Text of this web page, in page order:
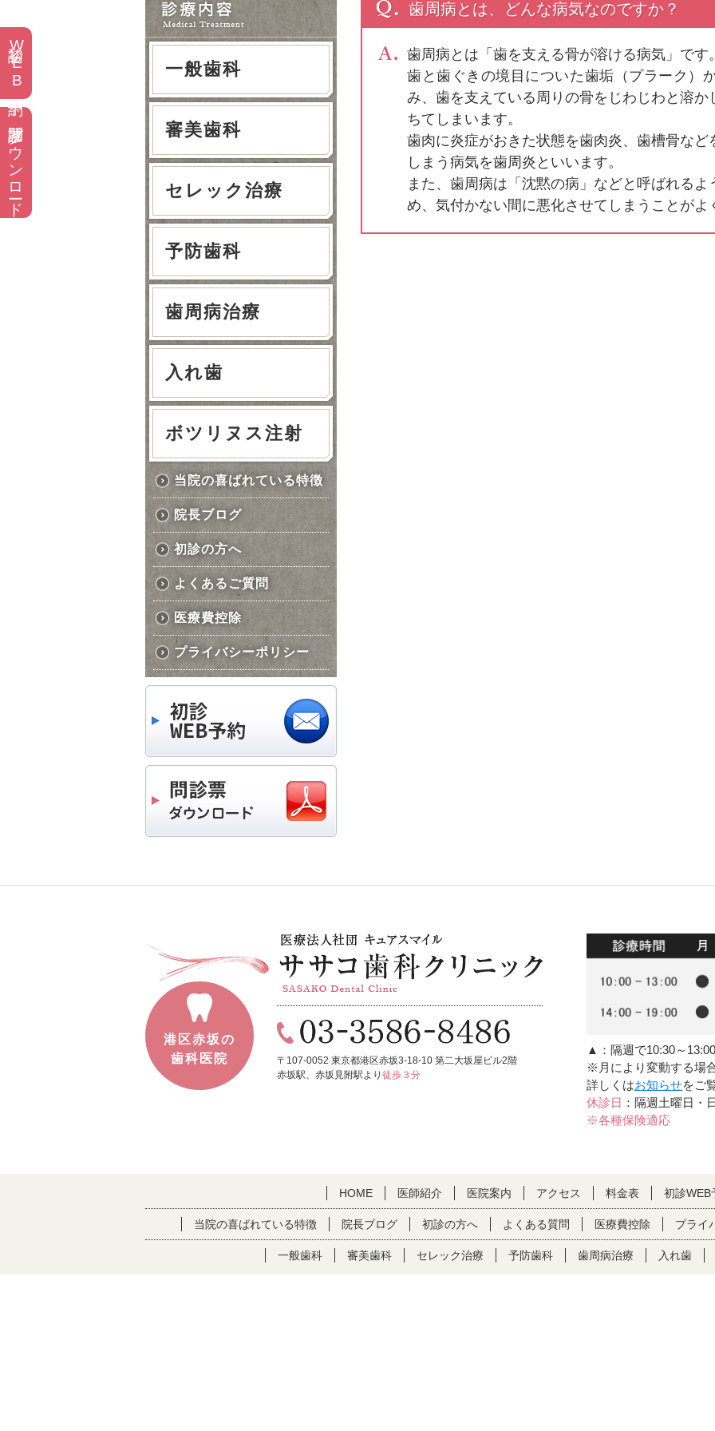
一般歯科
審美歯科
セレック治療
予防歯科
歯周病治療
入れ歯
ボツリヌス注射
当院の喜ばれている特徴
院長ブログ
初診の方へ
よくあるご質問
医療費控除
プライバシーポリシー
歯周病とは、どんな病気なのですか？
歯周病とは「歯を支える骨が溶ける病気」です
歯と歯ぐきの境目についた歯垢（プラーク）
み、歯を支えている周りの骨をじわじわと溶
ちてしまいます。
歯肉に炎症がおきた状態を歯肉炎、歯槽骨な
しまう病気を歯周炎といいます。
また、歯周病は「沈黙の病」などと呼ばれる
め、気付かない間に悪化させてしまうことがよ
港区赤坂の
歯科医院
〒107-0052 東京都港区赤坂3-18-10 第二大坂屋ビル2階
赤坂駅、赤坂見附駅より 徒歩３分
▲ ：隔週で10:30～
※月により変動する場
詳しくはお知らせをご
休診日 ：隔週土曜日・
※各種保険適応
HOME 医師紹介 医院案内 アクセス 料金表 初診WEB
当院の喜ばれている特徴 院長ブログ 初診の方へ よくある質問 医療費控除 プライ
一般歯科 審美歯科 セレック治療 予防歯科 歯周病治療 入れ歯
初診WEB予約
問診票ダウンロード